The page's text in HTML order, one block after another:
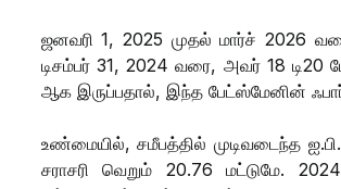
ஜனவரி 1, 2025 முதல் மார்ச் 2026
டிசம்பர் 31, 2024 வரை, அவர் 18 டி20
ஆக இருப்பதால், இந்த பேட்ஸ்மேனின்
உண்மையில், சமீபத்தில் முடிவடைந்த
சராசரி வெறும் 20.76 மட்டுமே.